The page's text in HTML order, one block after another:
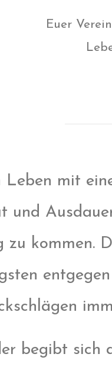
Euer
Leben mit
und
zu kommen.
begibt sich